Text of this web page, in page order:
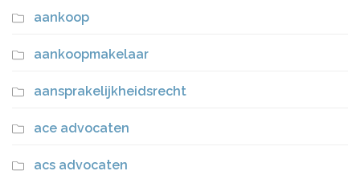
aankoop
aankoopmakelaar
aansprakelijkheidsrecht
ace advocaten
acs advocaten